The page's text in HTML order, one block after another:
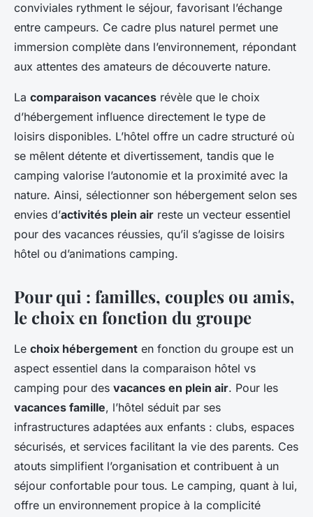
conviviales rythment le séjour, favorisant l’échange
entre campeurs. Ce cadre plus naturel permet une
immersion complète dans l’environnement, répondant
aux attentes des amateurs de découverte nature.
La comparaison vacances révèle que le choix
d’hébergement influence directement le type de
loisirs disponibles. L’hôtel offre un cadre structuré où
se mêlent détente et divertissement, tandis que le
camping valorise l’autonomie et la proximité avec la
nature. Ainsi, sélectionner son hébergement selon ses
envies d’activités plein air reste un vecteur essentiel
pour des vacances réussies, qu’il s’agisse de loisirs
hôtel ou d’animations camping.
Pour qui : familles, couples ou amis,
le choix en fonction du groupe
Le choix hébergement en fonction du groupe est un
aspect essentiel dans la comparaison hôtel vs
camping pour des vacances en plein air. Pour les
vacances famille, l’hôtel séduit par ses
infrastructures adaptées aux enfants : clubs, espaces
sécurisés, et services facilitant la vie des parents. Ces
atouts simplifient l’organisation et contribuent à un
séjour confortable pour tous. Le camping, quant à lui,
offre un environnement propice à la complicité